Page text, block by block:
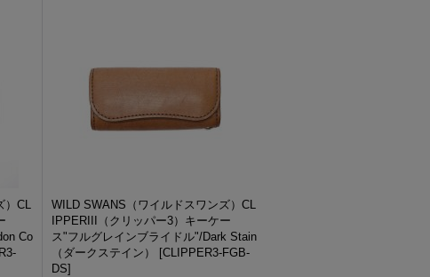
）CL
Co
WILD SWANS（ワイルドスワンズ）CL
IPPERIII（クリッパー3）キーケー
ス"フルグレインブライドル"/Dark Stain
（ダークステイン）
[CLIPPER3-FGB-
DS]